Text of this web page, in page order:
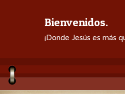
Bienvenidos.
¡Donde Jesús es más